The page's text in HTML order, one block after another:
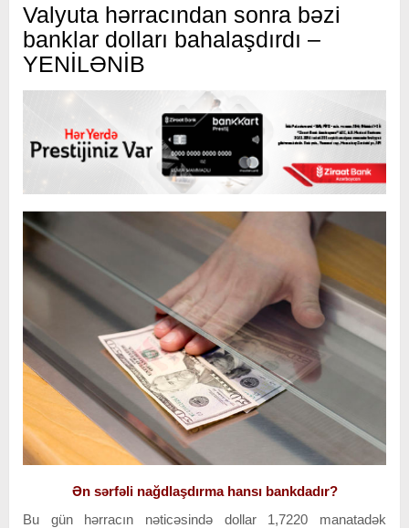
Valyuta hərracından sonra bəzi
banklar dolları bahalaşdırdı –
YENİLƏNİB
Ən sərfəli nağdlaşdırma hansı bankdadır?
Bu gün hərracın nəticəsində dollar 1,7220 manatadək